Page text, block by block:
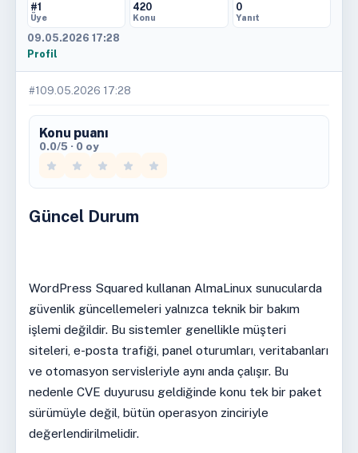
#1
Üye
420
Konu
0
Yanıt
09.05.2026 17:28
Profil
#1 09.05.2026 17:28
Konu puanı
0.0/5 · 0 oy
Güncel Durum
WordPress Squared kullanan AlmaLinux sunucularda
güvenlik güncellemeleri yalnızca teknik bir bakım
işlemi değildir. Bu sistemler genellikle müşteri
siteleri, e-posta trafiği, panel oturumları, veritabanları
ve otomasyon servisleriyle aynı anda çalışır. Bu
nedenle CVE duyurusu geldiğinde konu tek bir paket
sürümüyle değil, bütün operasyon zinciriyle
değerlendirilmelidir.